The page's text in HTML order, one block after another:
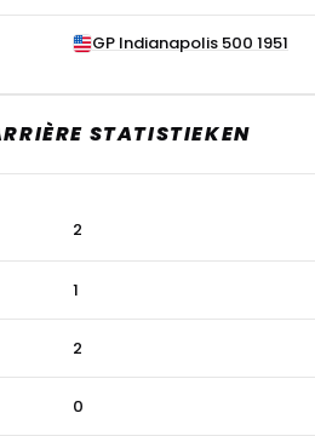
GP Indianapolis 500 1951
STATISTIEKEN
2
1
2
0